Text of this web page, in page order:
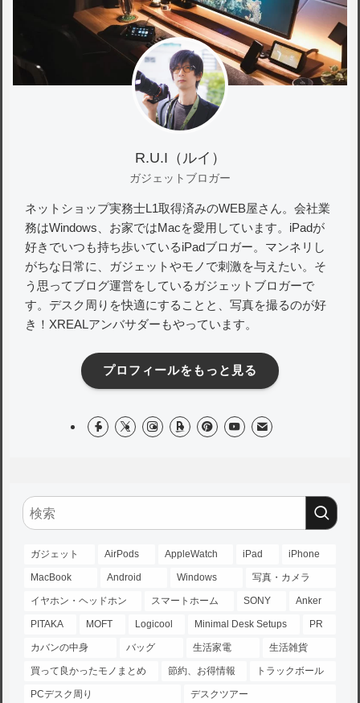
R.U.I（ルイ）
ガジェットブロガー
ネットショップ実務士L1取得済みのWEB屋さん。会社業
務はWindows、お家ではMacを愛用しています。iPadが
好きでいつも持ち歩いているiPadブロガー。マンネリし
がちな日常に、ガジェットやモノで刺激を与えたい。そ
う思ってブログ運営をしているガジェットブロガーで
す。デスク周りを快適にすることと、写真を撮るのが好
き！XREALアンバサダーもやっています。
プロフィールをもっと見る
ガジェット AirPods AppleWatch iPad iPhone
MacBook Android Windows 写真・カメラ
イヤホン・ヘッドホン スマートホーム SONY Anker
PITAKA MOFT Logicool Minimal Desk Setups PR
カバンの中身 バッグ 生活家電 生活雑貨
買って良かったモノまとめ 節約、お得情報 トラックボール
PCデスク周り デスクツアー